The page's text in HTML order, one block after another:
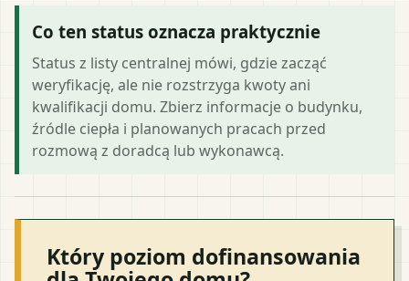
Co ten status oznacza praktycznie
Status z listy centralnej mówi, gdzie zacząć
weryfikację, ale nie rozstrzyga kwoty ani
kwalifikacji domu. Zbierz informacje o budynku,
źródle ciepła i planowanych pracach przed
rozmową z doradcą lub wykonawcą.
Który poziom dofinansowania